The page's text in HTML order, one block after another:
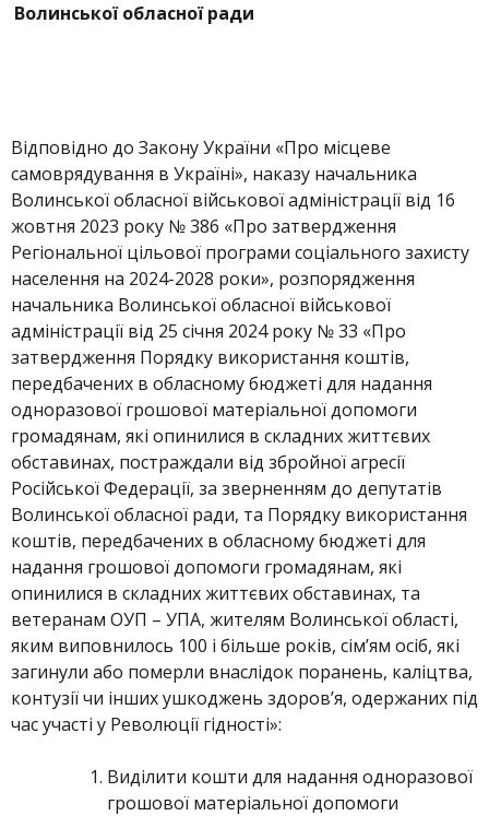
Волинської обласної ради
Відповідно до Закону України «Про місцеве
самоврядування в Україні», наказу начальника
Волинської обласної військової адміністрації від 16
жовтня 2023 року № 386 «Про затвердження
Регіональної цільової програми соціального захисту
населення на 2024-2028 роки», розпорядження
начальника Волинської обласної військової
адміністрації від 25 січня 2024 року № 33 «Про
затвердження Порядку використання коштів,
передбачених в обласному бюджеті для надання
одноразової грошової матеріальної допомоги
громадянам, які опинилися в складних життєвих
обставинах, постраждали від збройної агресії
Російської Федерації, за зверненням до депутатів
Волинської обласної ради, та Порядку використання
коштів, передбачених в обласному бюджеті для
надання грошової допомоги громадянам, які
опинилися в складних життєвих обставинах, та
ветеранам ОУП – УПА, жителям Волинської області,
яким виповнилось 100 і більше років, сім’ям осіб, які
загинули або померли внаслідок поранень, каліцтва,
контузії чи інших ушкоджень здоров’я, одержаних під
час участі у Революції гідності»:
Виділити кошти для надання одноразової
грошової матеріальної допомоги